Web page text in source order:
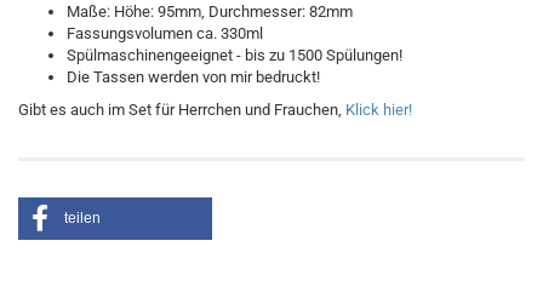
Maße: Höhe: 95mm, Durchmesser: 82mm
Fassungsvolumen ca. 330ml
Spülmaschinengeeignet - bis zu 1500 Spülungen!
Die Tassen werden von mir bedruckt!
Gibt es auch im Set für Herrchen und Frauchen, Klick hier!
teilen